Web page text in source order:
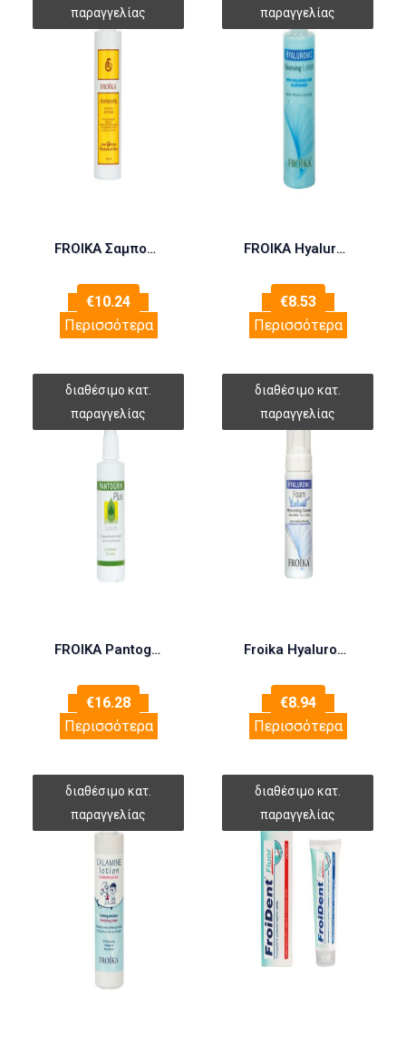
FROIKA Σαμπουάν Λαδιού 200ml
€10.24
Περισσότερα
FROIKA Hyaluronic Cleansing Lotion 200ml
€8.53
Περισσότερα
FROIKA Pantogrin Plus Lotion 100ml
€16.28
Περισσότερα
Froika Hyaluronic Foam 150ml (Υγρό Καθαρισμού για Πρόσωπο & Σώμα)
€8.94
Περισσότερα